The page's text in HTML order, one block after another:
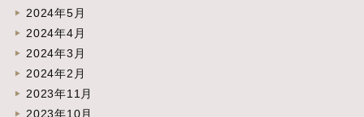
2024年5月
2024年4月
2024年3月
2024年2月
2023年11月
2023年10月